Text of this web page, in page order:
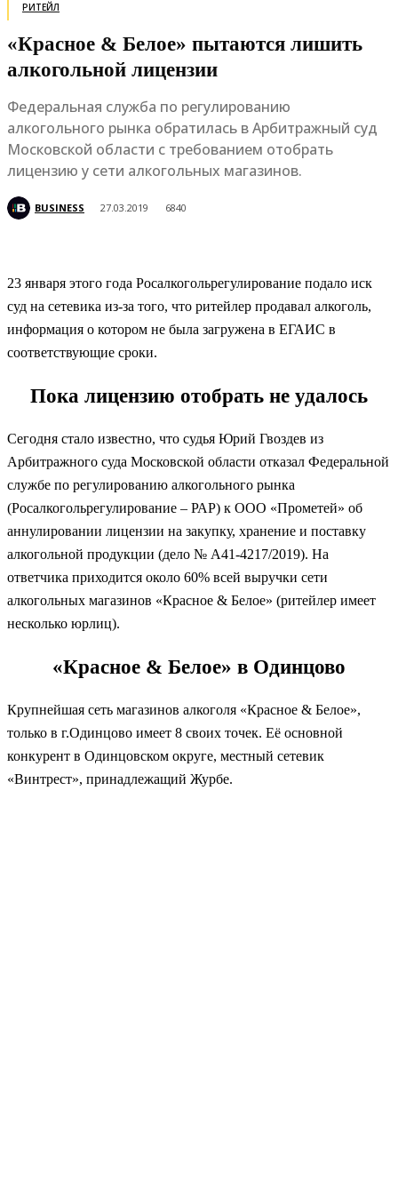
РИТЕЙЛ
«Красное & Белое» пытаются лишить
алкогольной лицензии
Федеральная служба по регулированию
алкогольного рынка обратилась в Арбитражный суд
Московской области с требованием отобрать
лицензию у сети алкогольных магазинов.
BUSINESS 27.03.2019 6840
23 января этого года Росалкогольрегулирование подало иск
суд на сетевика из-за того, что ритейлер продавал алкоголь,
информация о котором не была загружена в ЕГАИС в
соответствующие сроки.
Пока лицензию отобрать не удалось
Сегодня стало известно, что судья Юрий Гвоздев из
Арбитражного суда Московской области отказал Федеральной
службе по регулированию алкогольного рынка
(Росалкогольрегулирование – РАР) к ООО «Прометей» об
аннулировании лицензии на закупку, хранение и поставку
алкогольной продукции (дело № А41-4217/2019). На
ответчика приходится около 60% всей выручки сети
алкогольных магазинов «Красное & Белое» (ритейлер имеет
несколько юрлиц).
«Красное & Белое» в Одинцово
Крупнейшая сеть магазинов алкоголя «Красное & Белое»,
только в г.Одинцово имеет 8 своих точек. Её основной
конкурент в Одинцовском округе, местный сетевик
«Винтрест», принадлежащий Журбе.